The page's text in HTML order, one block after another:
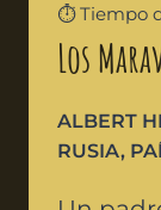
⏱️ Tiempo
Los
ALBERT
RUSIA,